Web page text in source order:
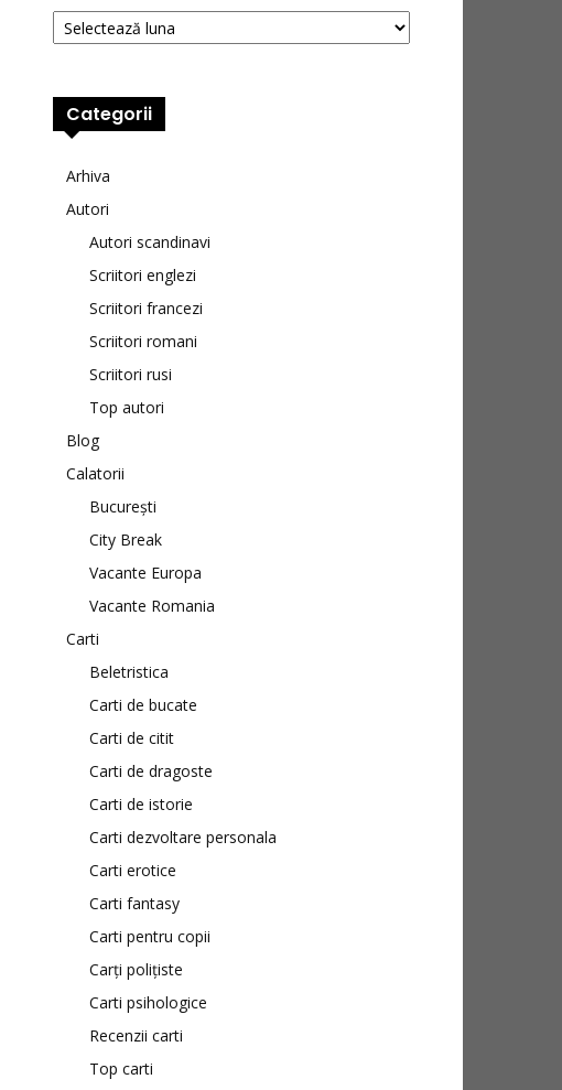
Arhive
Categorii
Arhiva
Autori
Autori scandinavi
Scriitori englezi
Scriitori francezi
Scriitori romani
Scriitori rusi
Top autori
Blog
Calatorii
București
City Break
Vacante Europa
Vacante Romania
Carti
Beletristica
Carti de bucate
Carti de citit
Carti de dragoste
Carti de istorie
Carti dezvoltare personala
Carti erotice
Carti fantasy
Carti pentru copii
Carți polițiste
Carti psihologice
Recenzii carti
Top carti